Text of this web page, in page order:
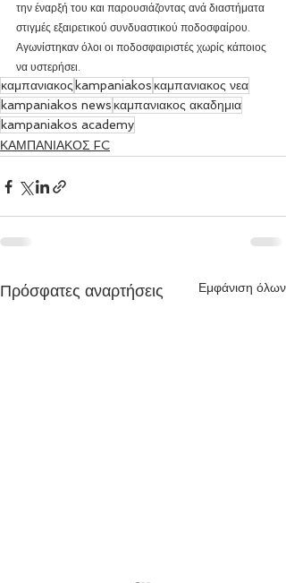
την έναρξή του και παρουσιάζοντας ανά διαστήματα
στιγμές εξαιρετικού συνδυαστικού ποδοσφαίρου.
Αγωνίστηκαν όλοι οι ποδοσφαιριστές χωρίς κάποιος
να υστερήσει.
καμπανιακος kampaniakos καμπανιακος νεα
kampaniakos news καμπανιακος ακαδημια
kampaniakos academy
ΚΑΜΠΑΝΙΑΚΟΣ FC
Πρόσφατες αναρτήσεις Εμφάνιση όλων